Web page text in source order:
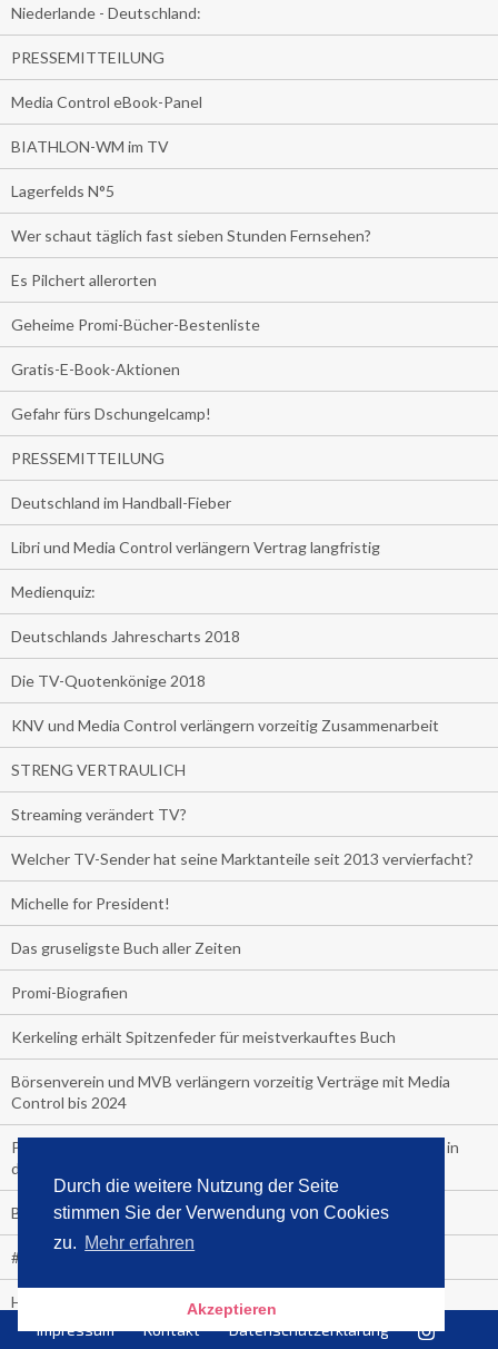
Durch die weitere Nutzung der Seite
stimmen Sie der Verwendung von Cookies
zu. Mehr erfahren
Akzeptieren
Niederlande - Deutschland:
PRESSEMITTEILUNG
Media Control eBook-Panel
BIATHLON-WM im TV
Lagerfelds N°5
Wer schaut täglich fast sieben Stunden Fernsehen?
Es Pilchert allerorten
Geheime Promi-Bücher-Bestenliste
Gratis-E-Book-Aktionen
Gefahr fürs Dschungelcamp!
PRESSEMITTEILUNG
Deutschland im Handball-Fieber
Libri und Media Control verlängern Vertrag langfristig
Medienquiz:
Deutschlands Jahrescharts 2018
Die TV-Quotenkönige 2018
KNV und Media Control verlängern vorzeitig Zusammenarbeit
STRENG VERTRAULICH
Streaming verändert TV?
Welcher TV-Sender hat seine Marktanteile seit 2013 vervierfacht?
Michelle for President!
Das gruseligste Buch aller Zeiten
Promi-Biografien
Kerkeling erhält Spitzenfeder für meistverkauftes Buch
Börsenverein und MVB verlängern vorzeitig Verträge mit Media
Control bis 2024
PocketBook, Ceebo und Umbreit bringen Hörbuch-Downloads in
die Cloud
Bella Bella
#1-Bestseller: "Das ist Alpha!" von Kollegah
Hammer! "Fear: Trump in the White House" (auf Englisch) von
Impressum Kontakt Datenschutzerklärung